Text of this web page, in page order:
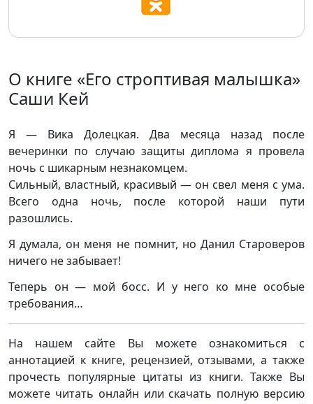
О книге «Его строптивая малышка»
Саши Кей
Я — Вика Долецкая. Два месяца назад после
вечеринки по случаю защиты диплома я провела
ночь с шикарным незнакомцем.
Сильный, властный, красивый — он свел меня с ума.
Всего одна ночь, после которой наши пути
разошлись.
Я думала, он меня не помнит, но Данил Староверов
ничего не забывает!
Теперь он — мой босс. И у него ко мне особые
требования…
На нашем сайте Вы можете ознакомиться с
аннотацией к книге, рецензией, отзывами, а также
прочесть популярные цитаты из книги. Также Вы
можете читать онлайн или скачать полную версию